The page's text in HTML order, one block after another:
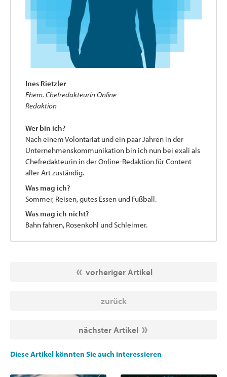
Ines Rietzler
Ehem. Chefredakteurin Online-
Redaktion
Wer bin ich?
Nach einem Volontariat und ein paar Jahren in der
Unternehmenskommunikation bin ich nun bei exali als
Chefredakteurin in der Online-Redaktion für Content
aller Art zuständig.
Was mag ich?
Sommer, Reisen, gutes Essen und Fußball.
Was mag ich nicht?
Bahn fahren, Rosenkohl und Schleimer.
vorheriger Artikel
zurück
nächster Artikel
Diese Artikel könnten Sie auch interessieren